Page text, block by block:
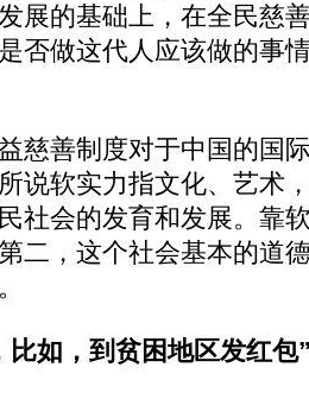
展的基础上，在全民慈
否做这代人应该做的事
善制度对于中国的国
说软实力指文化、艺术
社会的发育和发展。靠
二，这个社会基本的道
比如，到贫困地区发红包